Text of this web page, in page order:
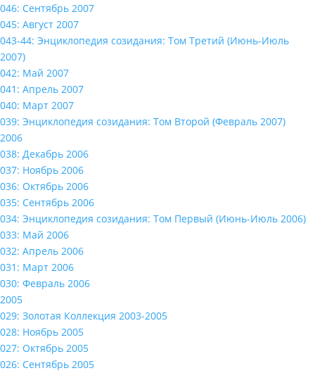
046: Сентябрь 2007
045: Август 2007
043-44: Энциклопедия созидания: Том Третий (Июнь-Июль
2007)
042: Май 2007
041: Апрель 2007
040: Март 2007
039: Энциклопедия созидания: Том Второй (Февраль 2007)
2006
038: Декабрь 2006
037: Ноябрь 2006
036: Октябрь 2006
035: Сентябрь 2006
034: Энциклопедия созидания: Том Первый (Июнь-Июль 2006)
033: Май 2006
032: Апрель 2006
031: Март 2006
030: Февраль 2006
2005
029: Золотая Коллекция 2003-2005
028: Ноябрь 2005
027: Октябрь 2005
026: Сентябрь 2005